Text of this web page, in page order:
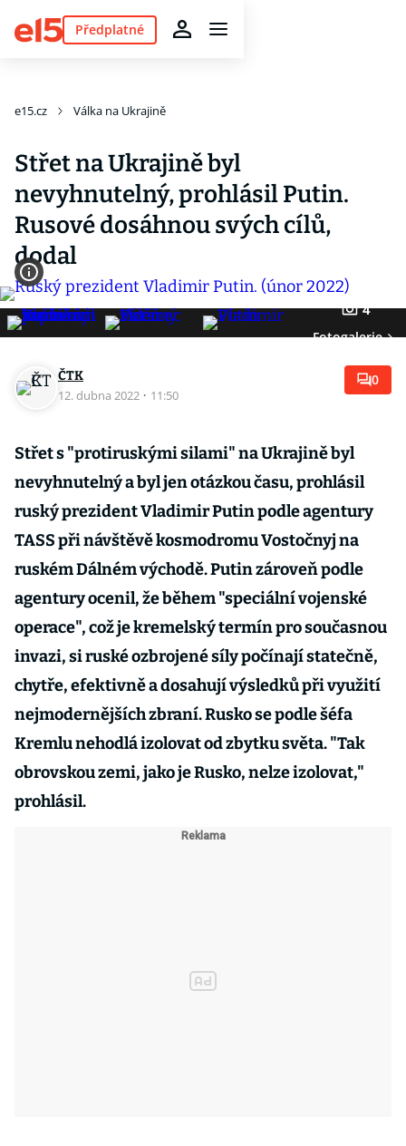
Předplatné
e15.cz Válka na Ukrajině
Střet na Ukrajině byl
nevyhnutelný, prohlásil Putin.
Rusové dosáhnou svých cílů,
dodal
4
Fotogalerie
ČTK
12. dubna 2022 · 11:50
0
Střet s "protiruskými silami" na Ukrajině byl
nevyhnutelný a byl jen otázkou času, prohlásil
ruský prezident Vladimir Putin podle agentury
TASS při návštěvě kosmodromu Vostočnyj na
ruském Dálném východě. Putin zároveň podle
agentury ocenil, že během "speciální vojenské
operace", což je kremelský termín pro současnou
invazi, si ruské ozbrojené síly počínají statečně,
chytře, efektivně a dosahují výsledků při využití
nejmodernějších zbraní. Rusko se podle šéfa
Kremlu nehodlá izolovat od zbytku světa. "Tak
obrovskou zemi, jako je Rusko, nelze izolovat,"
prohlásil.